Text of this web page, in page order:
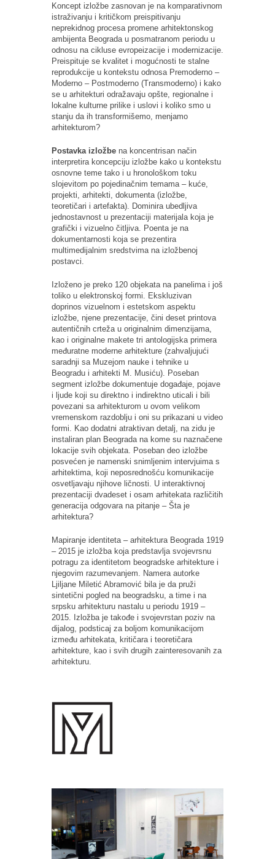
Koncept izložbe zasnovan je na komparativnom
istraživanju i kritičkom preispitivanju
neprekidnog procesa promene arhitektonskog
ambijenta Beograda u posmatranom periodu u
odnosu na cikluse evropeizacije i modernizacije.
Preispituje se kvalitet i mogućnosti te stalne
reprodukcije u kontekstu odnosa Premoderno –
Moderno – Postmoderno (Transmoderno) i kako
se u arhitekturi odražavaju opšte, regionalne i
lokalne kulturne prilike i uslovi i koliko smo u
stanju da ih transformišemo, menjamo
arhitekturom?
Postavka izložbe na koncentrisan način
interpretira koncepciju izložbe kako u kontekstu
osnovne teme tako i u hronološkom toku
slojevitom po pojedinačnim temama – kuće,
projekti, arhitekti, dokumenta (izložbe,
teoretičari i artefakta). Dominira ubedljiva
jednostavnost u prezentaciji materijala koja je
grafički i vizuelno čitljiva. Poenta je na
dokumentarnosti koja se prezentira
multimedijalnim sredstvima na izložbenoj
postavci.
Izloženo je preko 120 objekata na panelima i još
toliko u elektronskoj formi. Ekskluzivan
doprinos vizuelnom i estetskom aspektu
izložbe, njene prezentacije, čini deset printova
autentičnih crteža u originalnim dimenzijama,
kao i originalne makete tri antologijska primera
međuratne moderne arhitekture (zahvaljujući
saradnji sa Muzejom nauke i tehnike u
Beogradu i arhitekti M. Musiću). Poseban
segment izložbe dokumentuje događaje, pojave
i ljude koji su direktno i indirektno uticali i bili
povezani sa arhitekturom u ovom velikom
vremenskom razdoblju i oni su prikazani u video
formi. Kao dodatni atraktivan detalj, na zidu je
instaliran plan Beograda na kome su naznačene
lokacije svih objekata. Poseban deo izložbe
posvećen je namenski snimljenim intervjuima s
arhitektima, koji neposrednošću komunikacije
osvetljavaju njihove ličnosti. U interaktivnoj
prezentaciji dvadeset i osam arhitekata različitih
generacija odgovara na pitanje – Šta je
arhitektura?
Mapiranje identiteta – arhitektura Beograda 1919
– 2015 je izložba koja predstavlja svojevrsnu
potragu za identitetom beogradske arhitekture i
njegovim razumevanjem. Namera autorke
Ljiljane Miletić Abramović bila je da pruži
sintetični pogled na beogradsku, a time i na
srpsku arhitekturu nastalu u periodu 1919 –
2015. Izložba je takođe i svojevrstan poziv na
dijalog, podsticaj za boljom komunikacijom
između arhitekata, kritičara i teoretičara
arhitekture, kao i svih drugih zainteresovanih za
arhitekturu.